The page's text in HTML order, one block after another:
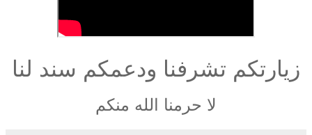
زيارتكم تشرفنا ودعمكم سند لنا
لا حرمنا الله منكم